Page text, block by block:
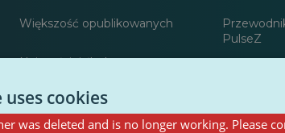
Większość opublikowanych
Najczęściej śledzony
PulseZ
cookies
was deleted and is no longer working. Please